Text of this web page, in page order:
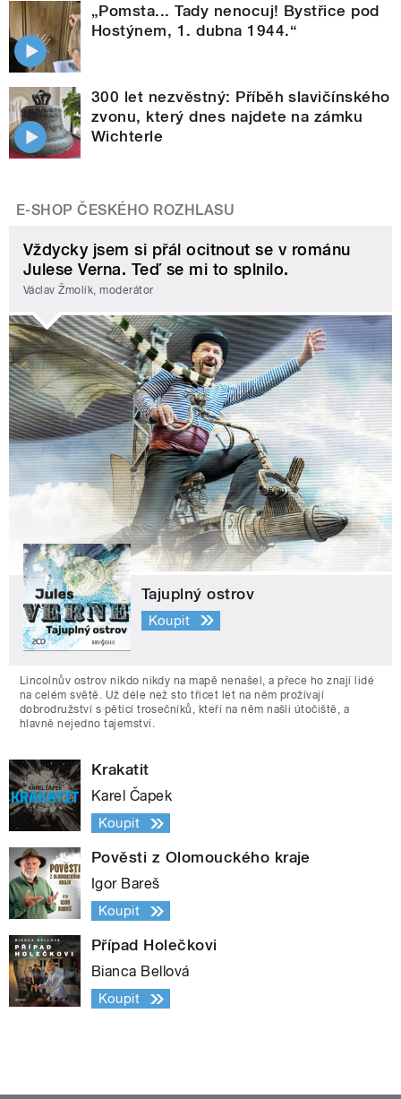
„Pomsta... Tady nenocuj! Bystřice pod
Hostýnem, 1. dubna 1944.“
300 let nezvěstný: Příběh slavičínského
zvonu, který dnes najdete na zámku
Wichterle
E-SHOP ČESKÉHO ROZHLASU
Vždycky jsem si přál ocitnout se v románu
Julese Verna. Teď se mi to splnilo.
Václav Žmolík, moderátor
Tajuplný ostrov
Koupit
Lincolnův ostrov nikdo nikdy na mapě nenašel, a přece ho znají lidé
na celém světě. Už déle než sto třicet let na něm prožívají
dobrodružství s pěticí trosečníků, kteří na něm našli útočiště, a
hlavně nejedno tajemství.
Krakatit
Karel Čapek
Koupit
Pověsti z Olomouckého kraje
Igor Bareš
Koupit
Případ Holečkovi
Bianca Bellová
Koupit